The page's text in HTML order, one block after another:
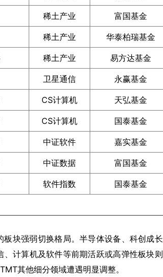
稀土产业 富国基金
稀土产业 华泰柏瑞基金
稀土产业 易方达基金
卫星通信 永赢基金
CS计算机 天弘基金
CS计算机 国泰基金
中证软件 嘉实基金
中证数据 富国基金
软件指数 国泰基金
块强弱切换格局。半导体设备、科创成
计算机及软件等前期活跃或高弹性板块
其他细分领域遭遇明显调整。